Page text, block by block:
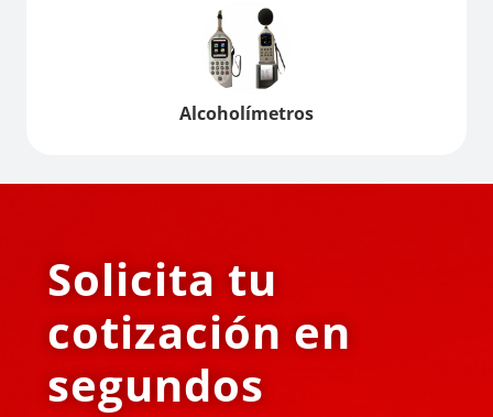
Alcoholímetros
Solicita tu
cotización en
segundos